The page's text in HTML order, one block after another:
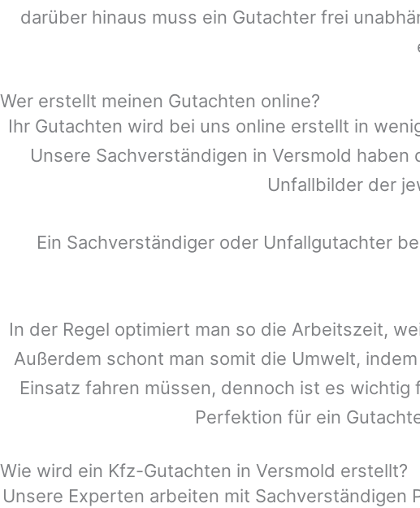
darüber hinaus muss ein Gutachter frei
Wer erstellt meinen Gutachten online?
Ihr Gutachten wird bei uns online erstellt in
Unsere Sachverständigen in Versmold haben
Unfallbilder der
Ein Sachverständiger oder Unfallgutachter
In der Regel optimiert man so die Arbeitszeit,
Außerdem schont man somit die Umwelt,
Einsatz fahren müssen, dennoch ist es
Perfektion für ein
Wie wird ein Kfz-Gutachten in Versmold erstellt?
Unsere Experten arbeiten mit Sachverständigen